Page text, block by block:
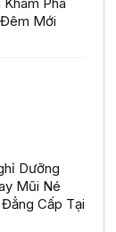
Mới
Dưỡng
Mũi Né
Cấp Tại